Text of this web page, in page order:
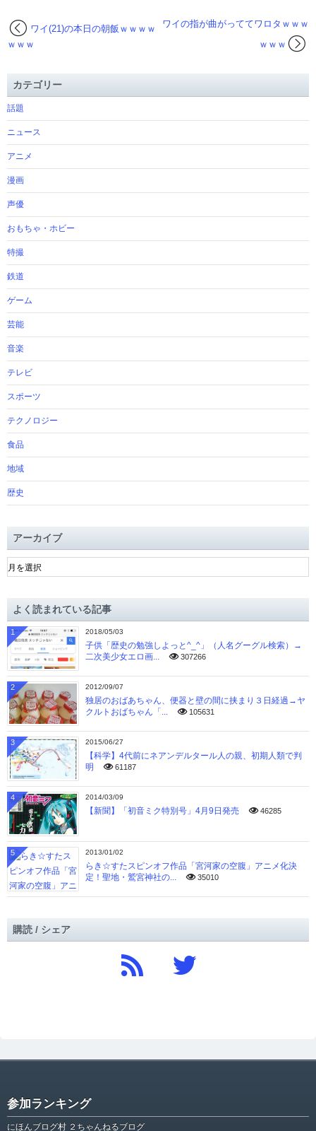
ワイの指が曲がっててワロタｗｗｗ
ｗｗｗ
ワイ(21)の本日の朝飯ｗｗｗｗ
ｗｗｗ
カテゴリー
話題
ニュース
アニメ
漫画
声優
おもちゃ・ホビー
特撮
鉄道
ゲーム
芸能
音楽
テレビ
スポーツ
テクノロジー
食品
地域
歴史
アーカイブ
ア
ー
ブよく読まれている記事
2018/05/03
子供「歴史の勉強しよっと^_^」（人名グーグル検索）→
二次美少女エロ画...
307266
1
2012/09/07
独居のおばあちゃん、便器と壁の間に挟まり３日経過→ヤ
クルトおばちゃん「...
105631
2
2015/06/27
【科学】4代前にネアンデルタール人の親、初期人類で判
明
61187
3
2014/03/09
【新聞】「初音ミク特別号」4月9日発売 46285
4
2013/01/02
らき☆すたスピンオフ作品「宮河家の空腹」アニメ化決
定！聖地・鷲宮神社の...
35010
5
購読 / シェア
参加ランキング
にほんブログ村 ２ちゃんねるブログ